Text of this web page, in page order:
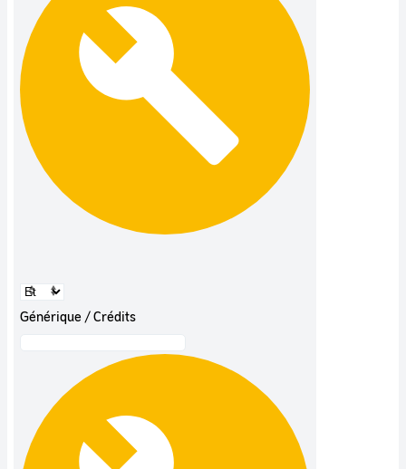
Générique / Crédits